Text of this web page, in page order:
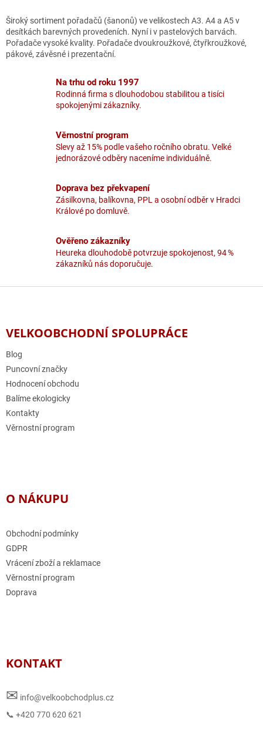
a
c
í
v
k
y
v
i
s
u
v
á
n
í
Široký sortiment pořadačů (šanonů) ve velikostech A3. A4 a A5 v
desítkách barevných provedeních. Nyní i v pastelových barvách.
Pořadače vysoké kvality. Pořadače dvoukroužkové, čtyřkroužkové,
pákové, závěsné i prezentační.
Na trhu od roku 1997
Rodinná firma s dlouhodobou stabilitou a tisíci
spokojenými zákazníky.
Věrnostní program
Slevy až 15% podle vašeho ročního obratu. Velké
jednorázové odběry naceníme individuálně.
Doprava bez překvapení
Zásilkovna, balíkovna, PPL a osobní odběr v Hradci
Králové po domluvě.
Ověřeno zákazníky
Heureka dlouhodobě potvrzuje spokojenost, 94 %
zákazníků nás doporučuje.
Z
VELKOOBCHODNÍ SPOLUPRÁCE
Blog
Puncovní značky
Hodnocení obchodu
Balíme ekologicky
Kontakty
Věrnostní program
O NÁKUPU
Obchodní podmínky
GDPR
Vrácení zboží a reklamace
Věrnostní program
Doprava
KONTAKT
✉ info@velkoobchodplus.cz
📞 +420 770 620 621